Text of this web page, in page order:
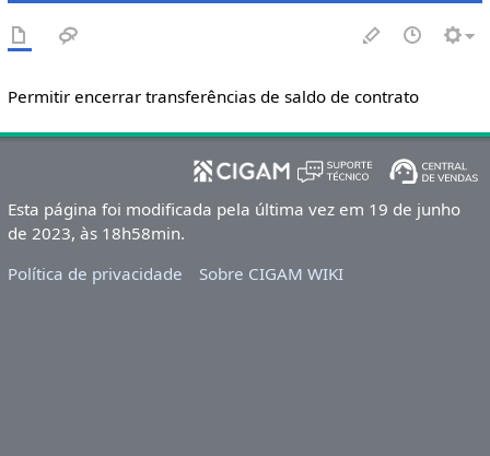
Permitir encerrar transferências de saldo de contrato
Esta página foi modificada pela última vez em 19 de junho
de 2023, às 18h58min.
Política de privacidade
Sobre CIGAM WIKI